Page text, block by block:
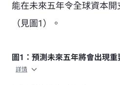
能在未來五年令全球資本
（見圖1）。
圖1：預測未來五年將會出現
詳情